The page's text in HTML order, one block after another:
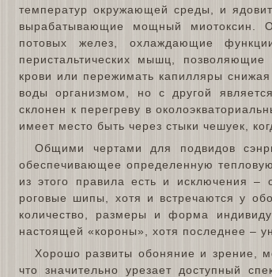
температур окружающей среды, и
вырабатывающие мощный миотоксин.
потовых желез, охлаждающие
перистальтических мышц,
крови или пережимать капилляры
воды организмом, но с другой
склонен к перегреву в
имеет место быть через стыки чешуек,
Общими чертами для подвидов
обеспечивающее определенную
из этого правила есть и исключения –
роговые шипы, хотя и встречаются у
количество, размеры и форма
настоящей «короны», хотя последнее –
Хорошо развиты обоняние и зрение,
что значительно урезает доступный